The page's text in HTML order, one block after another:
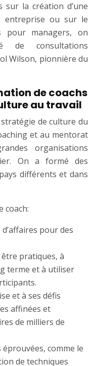
sur la création d’une
entreprise ou sur le
pour managers, on
de consultations
Wilson, pionnière du
de coachs
au travail
de culture du
et au mentorat
organisations
On a formé des
différents et dans
coach:
pour des
pratiques, à
terme et à utiliser
et à ses défis
affinées et
de milliers de
comme le
de techniques